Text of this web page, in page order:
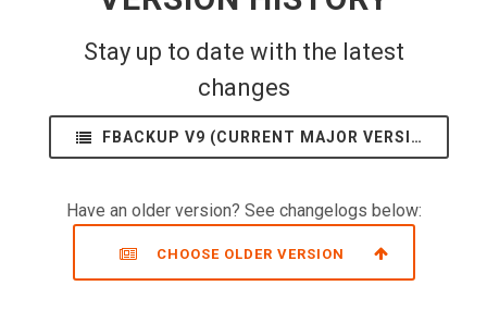
Stay up to date with the latest
changes
FBACKUP V9 (CURRENT MAJOR VERSION) (EN)
Have an older version? See changelogs below:
CHOOSE OLDER VERSION